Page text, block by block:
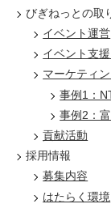
びぎねっとの取
イベント運営
イベント支
マーケティ
事例1：
事例2：
貢献活動
採用情報
募集内容
はたらく環境